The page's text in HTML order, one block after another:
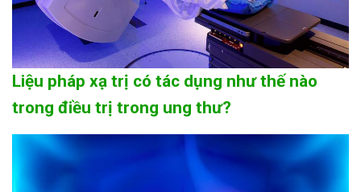
Liệu pháp xạ trị có tác dụng như thế nào
trong điều trị trong ung thư?